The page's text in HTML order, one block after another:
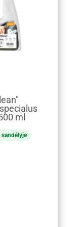
ml
sandėlyje